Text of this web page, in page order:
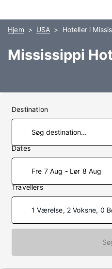
Hjem USA Hoteller i
Mississippi
Destination
Dates
Fre 7 Aug - Lør 8 Aug
Travellers
1 Værelse, 2 Voksne, 0